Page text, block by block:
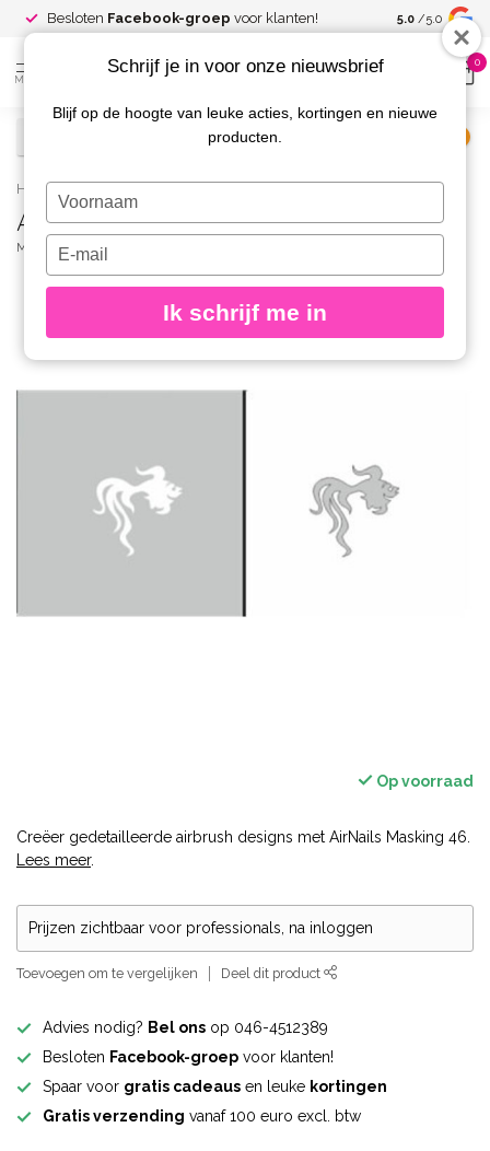
Besloten Facebook-groep voor klanten! Spaar voor
kortingen
5.0 /5.0
MENU
0
Home / AirNails Masking 61
AirNails Masking 61
MAGNETIC
Op voorraad
Creëer gedetailleerde airbrush designs met AirNails Masking 46.
Lees meer.
Prijzen zichtbaar voor professionals, na inloggen
Toevoegen om te vergelijken Deel dit product
Advies nodig? Bel ons op 046-4512389
Besloten Facebook-groep voor klanten!
Spaar voor gratis cadeaus en leuke kortingen
Gratis verzending vanaf 100 euro excl. btw
Schrijf je in voor onze nieuwsbrief
Blijf op de hoogte van leuke acties, kortingen en nieuwe
producten.
Typ
je
naam
Typ
je
e-
in
Ik schrijf me in